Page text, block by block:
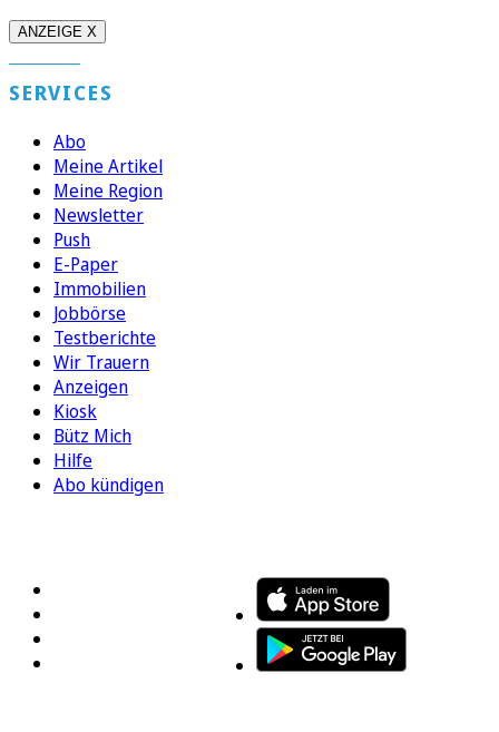
ANZEIGE X
SERVICES
Abo
Meine Artikel
Meine Region
Newsletter
Push
E-Paper
Immobilien
Jobbörse
Testberichte
Wir Trauern
Anzeigen
Kiosk
Bütz Mich
Hilfe
Abo kündigen